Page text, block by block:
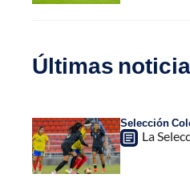
Últimas
Selección
La